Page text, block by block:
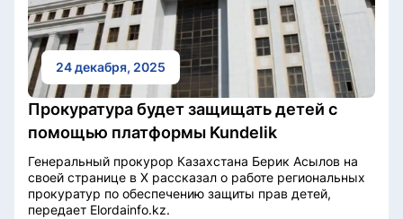
24 декабря, 2025
Прокуратура будет защищать детей с
помощью платформы Kundelik
Генеральный прокурор Казахстана Берик Асылов на
своей странице в X рассказал о работе региональных
прокуратур по обеспечению защиты прав детей,
передает Elordainfo.kz.